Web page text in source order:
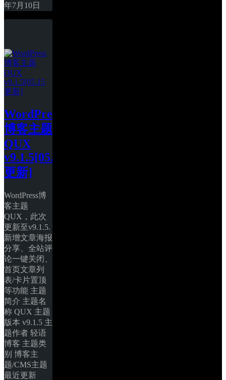
年7月10日
WordPress
博客主题
QUX
v9.1.5[05.15
更新]
WordPress博
客主题
QUX，此次
更新至v9.1.5.
新增文章海报
分享、全站评
论一键关闭、
首页文章列
表/卡片置顶
等功能 主题
简介 主题名
称 QUX 主题
版本 v9.1.5 主
题作者 轻语
博客 主题类
别 博客主
题/CMS主题
最近更新